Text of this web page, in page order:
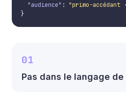
"audience" : "primo-accédant
}
01
Pas dans le langage de